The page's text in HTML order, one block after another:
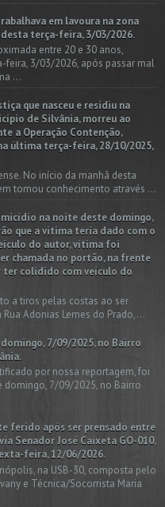
em lavoura na zona
terça-feira, 3/03/2026.
entre 20 e 30 anos,
feira, 3/03/2026, após passar mal
...
que nasceu e residiu na
de Silvânia, morreu ao
a Operação Contenção,
última terça-feira, 28/10/2025,
No início da manhã desta
tomou conhecimento através ...
na noite deste domingo,
que a vitima teria dado com o
do autor, vítima foi
chamada no portão, na frente
ter colidido com veículo do
a tiros pelas costas ao ser
Adonias Lemes do Prado,...
7/09/2025, no Bairro
por nossa reportagem, foi
7/09/2025, no Bairro
ferido após ser prensado entre
Senador José Caixeta GO-010,
feira, 12/06/2026.
na USB-30, composta pelo
e Técnica/Socorrista Maria